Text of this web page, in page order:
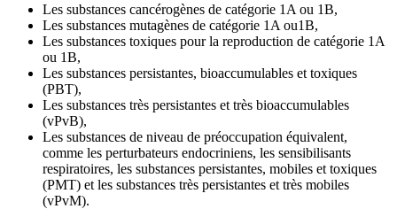
Les substances cancérogènes de catégorie 1A ou 1B,
Les substances mutagènes de catégorie 1A ou1B,
Les substances toxiques pour la reproduction de catégorie 1A
ou 1B,
Les substances persistantes, bioaccumulables et toxiques
(PBT),
Les substances très persistantes et très bioaccumulables
(vPvB),
Les substances de niveau de préoccupation équivalent,
comme les perturbateurs endocriniens, les sensibilisants
respiratoires, les substances persistantes, mobiles et toxiques
(PMT) et les substances très persistantes et très mobiles
(vPvM).